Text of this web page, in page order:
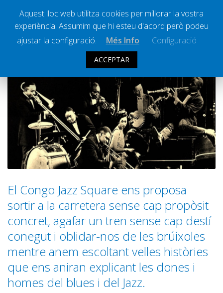
Política
Societat
Successos
Esports
La Banqueta
Transmissions Esportives
Pòdcasts
Vídeos
Graella
Publicitat
Ràdio Calella Televisió
El Congo Jazz Square ens proposa
sortir a la carretera sense cap propòsit
concret, agafar un tren sense cap destí
conegut i oblidar-nos de les brúixoles
mentre anem escoltant velles històries
que ens aniran explicant les dones i
homes del blues i del Jazz.
Aquest lloc web utilitza cookies per millorar la vostra
experiència. Assumim que hi esteu d'acord però podeu
ajustar la configuració.
Més Info Configuració
ACCEPTAR